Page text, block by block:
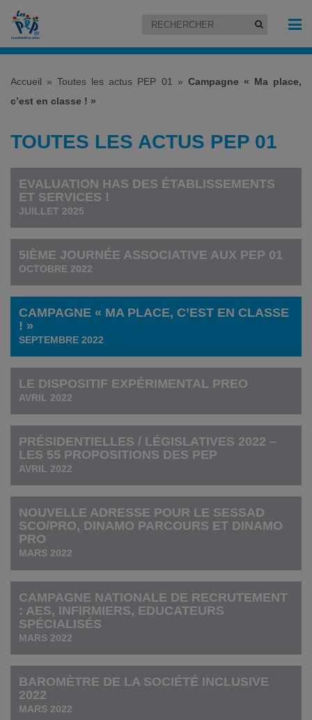
Accueil »Toutes les actus PEP 01 » Campagne « Ma place,
c’est en classe ! »
TOUTES LES ACTUS PEP 01
EVALUATION HAS DES ÉTABLISSEMENTS
ET SERVICES !
JUILLET 2025
5IÈME JOURNÉE ASSOCIATIVE AUX PEP 01
OCTOBRE 2022
CAMPAGNE « MA PLACE, C’EST EN CLASSE
! »
SEPTEMBRE 2022
LE DISPOSITIF EXPÉRIMENTAL PREO
AVRIL 2022
PRÉSIDENTIELLES / LÉGISLATIVES 2022 –
LES 55 PROPOSITIONS DES PEP
AVRIL 2022
NOUVELLE ADRESSE POUR LE SESSAD
SCO/PRO, DINAMO PARCOURS ET DINAMO
PRO
MARS 2022
CAMPAGNE NATIONALE DE RECRUTEMENT
: AES, INFIRMIERS, EDUCATEURS
SPÉCIALISÉS
MARS 2022
BAROMÈTRE DE LA SOCIÉTÉ INCLUSIVE
2022
MARS 2022